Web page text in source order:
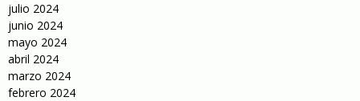
julio 2024
junio 2024
mayo 2024
abril 2024
marzo 2024
febrero 2024